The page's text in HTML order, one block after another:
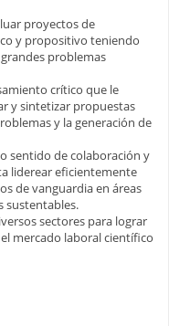
proyectos de
y propositivo teniendo
problemas
crítico que le
y sintetizar propuestas
y la generación de
sentido de colaboración y
liderear eficientemente
de vanguardia en áreas
sustentables.
sectores para lograr
mercado laboral científico